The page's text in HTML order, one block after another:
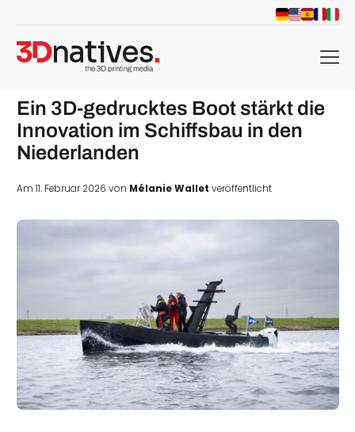
menu
Ein 3D-gedrucktes Boot stärkt die
Innovation im Schiffsbau in den
Niederlanden
Am 11. Februar 2026 von Mélanie Wallet veröffentlicht